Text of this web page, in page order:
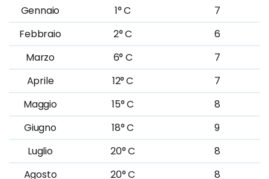
Gennaio
1° C
7
Febbraio
2° C
6
Marzo
6° C
7
Aprile
12° C
7
Maggio
15° C
8
Giugno
18° C
9
Luglio
20° C
8
Agosto
20° C 8